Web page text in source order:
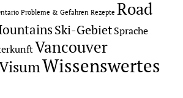
Probleme & Gefahren Rezepte Road
Ski-GebietSprache
Vancouver
Wissenswertes